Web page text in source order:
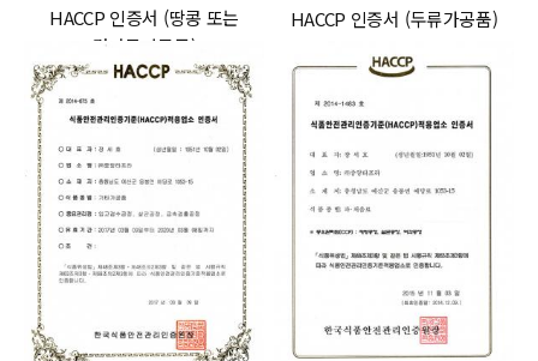
HACCP 인증서 (땅콩 또는
견과류가공품)
HACCP 인증서 (두류가공품)